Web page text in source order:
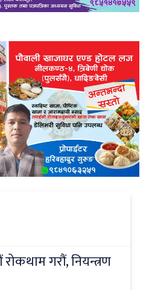
गरौं, नियन्त्रण